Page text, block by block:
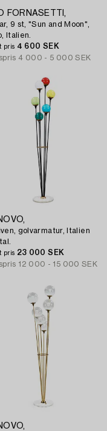
FORNASETTI,
9 st, "Sun and Moon",
Italien.
pris 4 600 SEK
4 000 - 5 000 SEK
golvarmatur, Italien
pris 23 000 SEK
12 000 - 15 000 SEK